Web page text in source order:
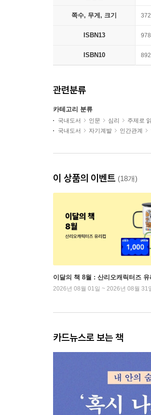
쪽수, 무게, 크기
ISBN13
ISBN10
관련분류
카테고리 분류
국내도서 인문 심리 주제로
국내도서
자기계발 인간관계
이 상품의 이벤트 (18개)
이달의 책 8월 : 산리오캐릭터즈 유
2026년 08월 01일 ~ 2026년 08월 31
카드뉴스로 보는 책